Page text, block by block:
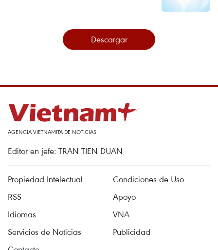
Descargar
AGENCIA VIETNAMITA DE NOTICIAS
Editor en jefe: TRAN TIEN DUAN
Propiedad Intelectual
Condiciones de Uso
RSS
Apoyo
Idiomas
VNA
Servicios de Noticias
Publicidad